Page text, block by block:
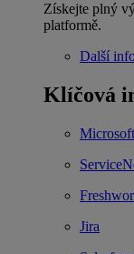
Získejte plný
platformě.
Další
Klíčová
Jira